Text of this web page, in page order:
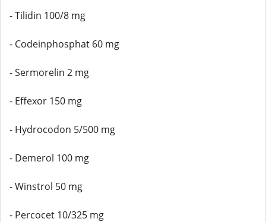
- Tilidin 100/8 mg
- Codeinphosphat 60 mg
- Sermorelin 2 mg
- Effexor 150 mg
- Hydrocodon 5/500 mg
- Demerol 100 mg
- Winstrol 50 mg
- Percocet 10/325 mg